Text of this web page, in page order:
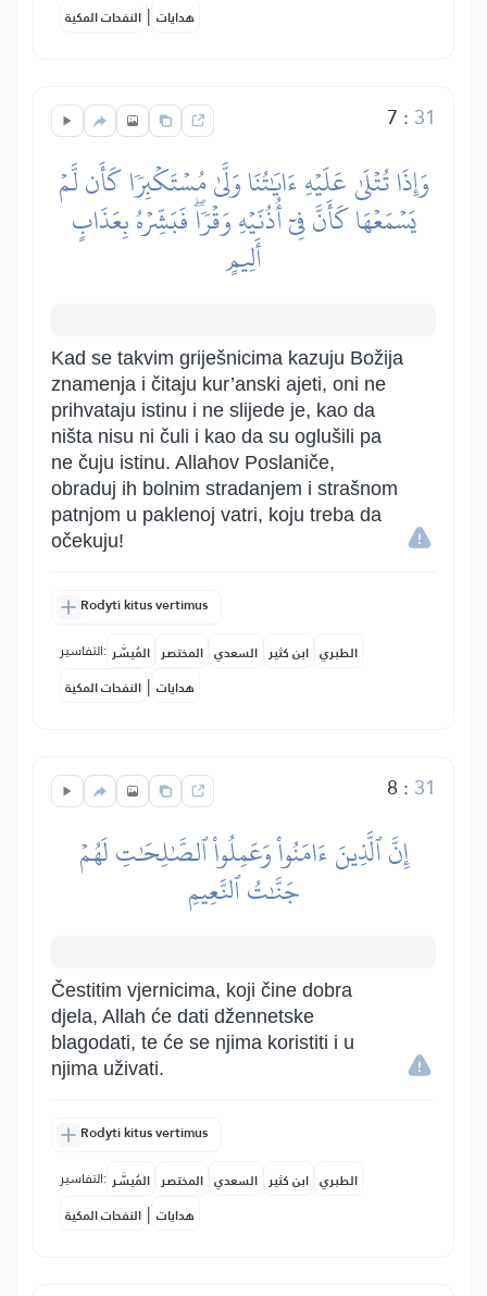
النفحات المكية | هدايات
7 : 31
وَإِذَا تُتۡلَىٰ عَلَيۡهِ ءَايَٰتُنَا وَلَّىٰ مُسۡتَكۡبِرٗا كَأَن لَّمۡ
يَسۡمَعۡهَا كَأَنَّ فِيٓ أُذُنَيۡهِ وَقۡرٗاۖ فَبَشِّرۡهُ بِعَذَابٍ
أَلِيمٍ
Kad se takvim griješnicima kazuju Božija
znamenja i čitaju kur’anski ajeti, oni ne
prihvataju istinu i ne slijede je, kao da
ništa nisu ni čuli i kao da su oglušili pa
ne čuju istinu. Allahov Poslaniče,
obraduj ih bolnim stradanjem i strašnom
patnjom u paklenoj vatri, koju treba da
očekuju!
Rodyti kitus vertimus
التفاسير: المُيسَّر المختصر السعدي ابن كثير الطبري
النفحات المكية | هدايات
8 : 31
إِنَّ ٱلَّذِينَ ءَامَنُواْ وَعَمِلُواْ ٱلصَّٰلِحَٰتِ لَهُمۡ
جَنَّٰتُ ٱلنَّعِيمِ
Čestitim vjernicima, koji čine dobra
djela, Allah će dati džennetske
blagodati, te će se njima koristiti i u
njima uživati.
Rodyti kitus vertimus
التفاسير: المُيسَّر المختصر السعدي ابن كثير الطبري
النفحات المكية | هدايات